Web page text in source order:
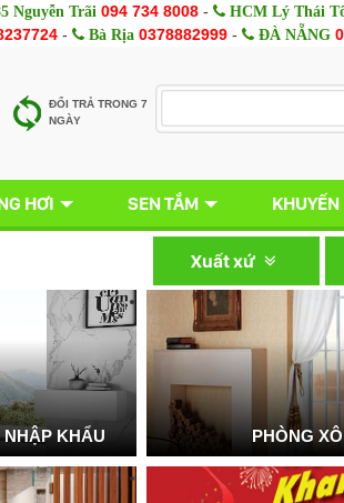
Nguyễn Trãi 094 734 8008 - HCM Lý Thái
- Bà Rịa 0378882999- ĐÀ NẴNG
ĐỔI TRẢ TRONG 7
NGÀY
HƠI SEN TẮM
Xuất xứ
KHẨU PHÒNG